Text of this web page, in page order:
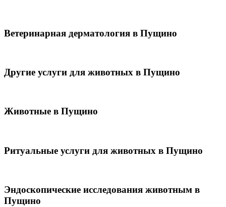
Ветеринарная дерматология в Пущино
Другие услуги для животных в Пущино
Животные в Пущино
Ритуальные услуги для животных в Пущино
Эндоскопические исследования животным в
Пущино